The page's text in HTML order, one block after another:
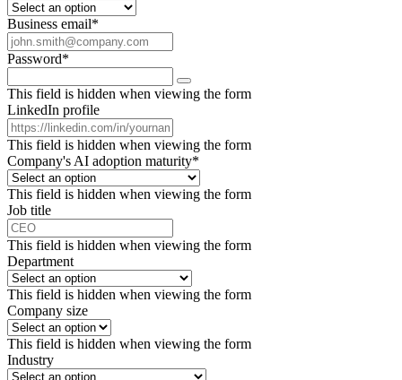
Business email*
Password*
This field is hidden when viewing the form
LinkedIn profile
This field is hidden when viewing the form
Company's AI adoption maturity*
This field is hidden when viewing the form
Job title
This field is hidden when viewing the form
Department
This field is hidden when viewing the form
Company size
This field is hidden when viewing the form
Industry